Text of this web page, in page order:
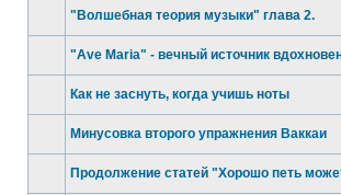
"Волшебная теория музыки" глава 2.
"Ave Maria" - вечный источник
Как не заснуть, когда учишь ноты
Минусовка второго упражнения Ваккаи
Продолжение статей "Хорошо петь